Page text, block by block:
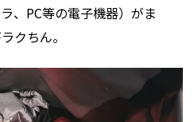
、PC等の電子機器）がま
クちん。